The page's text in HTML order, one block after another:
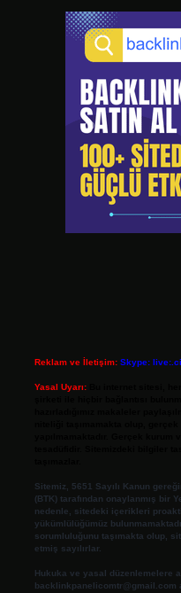
Reklam ve İletişim: Skype:
Yasal Uyarı:
Sitemiz, 5651 Sayılı Kanun
(BTK) tarafından onaylanmış bir
nedenle, sitedeki içerikleri
yükümlülüğümüz
sorumluluğunu taşımakta olup,
etmiş sayılırlar.
Hukuka ve yasal düzenlemelere
backlinkpanelicomtr@gmail.com